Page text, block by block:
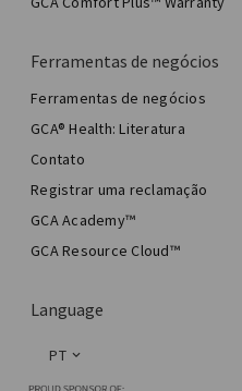
Ferramentas de negócios
Ferramentas de negócios
GCA® Health: Literatura
Contato
Registrar uma reclamação
GCA Academy™
GCA Resource Cloud™
Language
PT